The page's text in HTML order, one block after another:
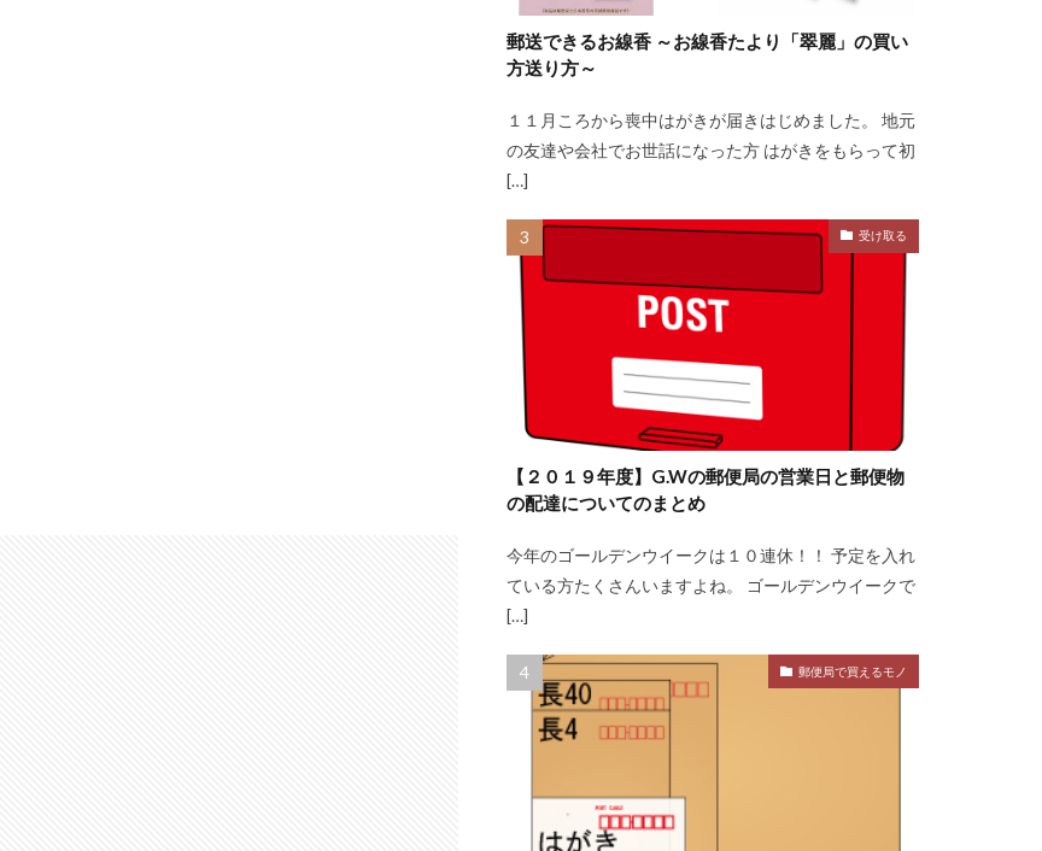
郵送できるお線香 ～お線香たより「翠麗」の買い
方送り方～
１１月ころから喪中はがきが届きはじめました。 地元
の友達や会社でお世話になった方 はがきをもらって初
[…]
受け取る
【２０１９年度】G.Wの郵便局の営業日と郵便物
の配達についてのまとめ
今年のゴールデンウイークは１０連休！！ 予定を入れ
ている方たくさんいますよね。 ゴールデンウイークで
[…]
郵便局で買えるモノ